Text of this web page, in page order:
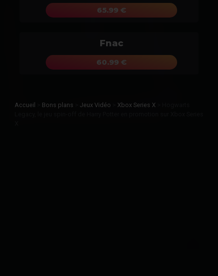
65.99 €
Fnac
60.99 €
Accueil Bons plans Jeux Vidéo Xbox Series X